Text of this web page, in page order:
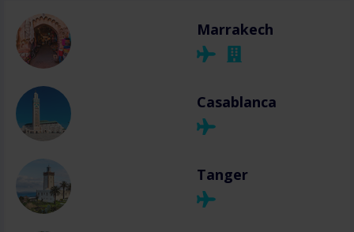
Marrakech
Casablanca
Tanger